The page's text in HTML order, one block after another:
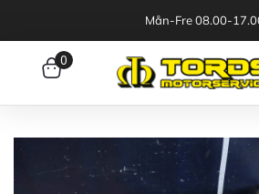
Mån-Fre 08.00-
0